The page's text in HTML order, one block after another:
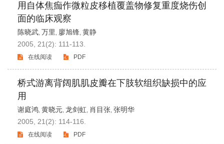
用自体焦痂作微粒皮移植覆盖物修复重度烧伤创
面的临床观察
陈晓武, 万里 , 廖旭锋, 黄静
2005, 21(2): 111-113.
在线阅读 PDF
桥式游离背阔肌肌皮瓣在下肢软组织缺损中的应
用
谢庭鸿, 黄晓元, 龙剑虹, 肖目张, 张明华
2005, 21(2): 114-116.
在线阅读 PDF